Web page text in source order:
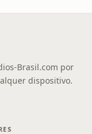
Brasil.com por
dispositivo.